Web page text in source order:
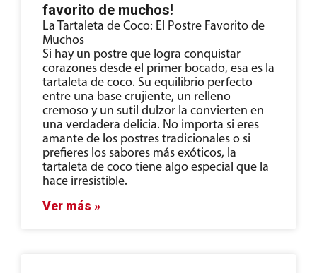
favorito de muchos!
La Tartaleta de Coco: El Postre Favorito de
Muchos
Si hay un postre que logra conquistar
corazones desde el primer bocado, esa es la
tartaleta de coco. Su equilibrio perfecto
entre una base crujiente, un relleno
cremoso y un sutil dulzor la convierten en
una verdadera delicia. No importa si eres
amante de los postres tradicionales o si
prefieres los sabores más exóticos, la
tartaleta de coco tiene algo especial que la
hace irresistible.
Ver más »